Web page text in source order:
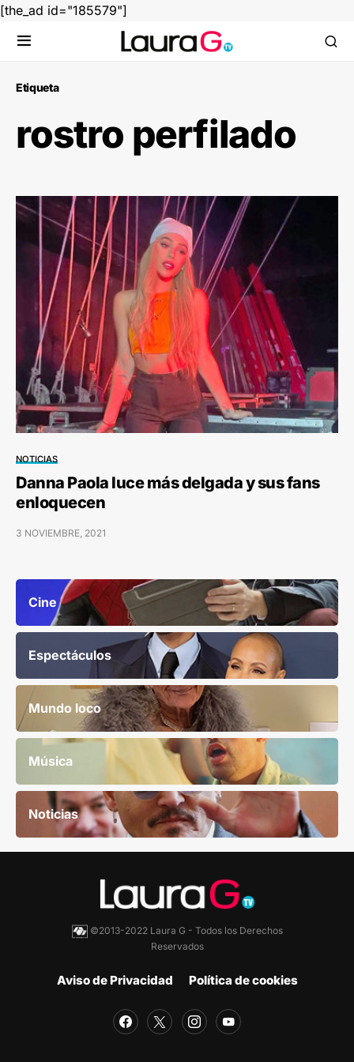
[the_ad id="185579"]
Etiqueta
rostro perfilado
NOTICIAS
Danna Paola luce más delgada y sus fans
enloquecen
3 NOVIEMBRE, 2021
Cine
Espectáculos
Mundo loco
Música
Noticias
©2013-2022 Laura G - Todos los Derechos
Reservados
Aviso de Privacidad Política de cookies